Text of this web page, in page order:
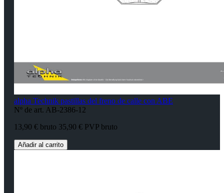
alpha Technik pastillas del freno de calle con ABE
Nº de art. AB-2386-12
13,90 € bruto 35,90 € PVP bruto
Añadir al carrito